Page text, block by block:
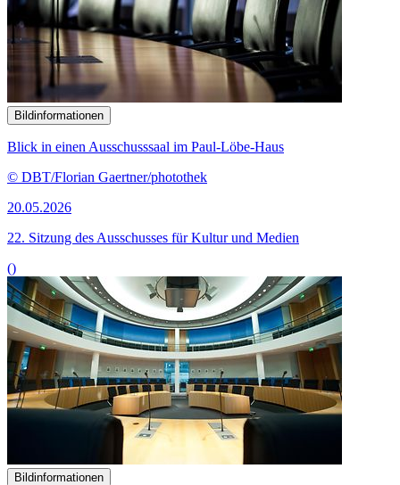
Bildinformationen
Blick in einen Ausschusssaal im Paul-Löbe-Haus
© DBT/Florian Gaertner/photothek
20.05.2026
22. Sitzung des Ausschusses für Kultur und Medien
()
Bildinformationen